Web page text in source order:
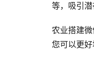
等，吸引
农业搭建
您可以更